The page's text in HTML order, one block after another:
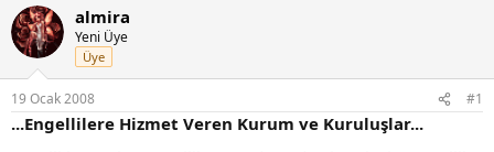
n
b
u
y
u
b
a
ş
l
a
n
ı
ç
almira
Yeni Üye
Üye
19 Ocak 2008 #1
...Engellilere Hizmet Veren Kurum ve Kuruluşlar...